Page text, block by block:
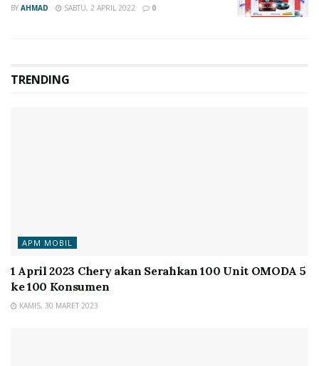
BY AHMAD SABTU, 2 APRIL 2022 0
TRENDING
APM MOBIL
1 April 2023 Chery akan Serahkan 100 Unit OMODA 5
ke 100 Konsumen
KAMIS, 30 MARET 2023